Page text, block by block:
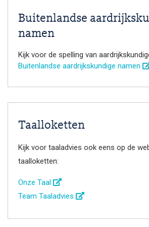
Buitenlandse
namen
Kijk voor de spelling van
Buitenlandse aardrijkskundige namen
Taalloketten
Kijk voor taaladvies ook eens op de
taalloketten:
Onze Taal
Team Taaladvies